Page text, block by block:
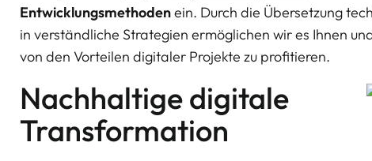
Entwicklungsmethodenein. Durch die Übersetzung
in verständliche Strategien ermöglichen wir es Ihnen
von den Vorteilen digitaler Projekte zu profitieren.
Nachhaltige digitale
Transformation